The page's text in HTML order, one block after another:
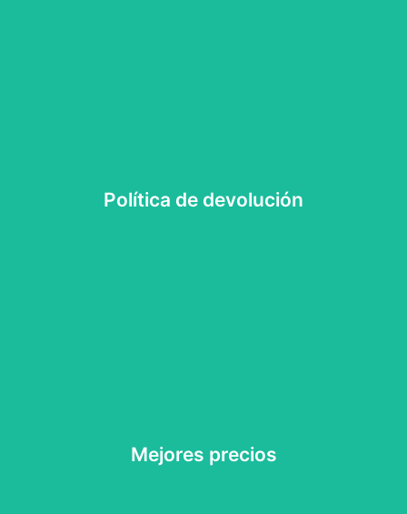
Política de devolución
Mejores precios
Mejores precios